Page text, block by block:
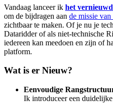
Vandaag lanceer ik het
om de bijdragen aan de missie
zichtbaar te maken. Of je nu je
Dataridder of als niet-technische
iedereen kan meedoen en zijn of
platform.
Wat is er Nieuw?
Eenvoudige
Ik introduceer een